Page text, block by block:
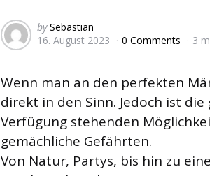
Posted
by
by Sebastian
16. August 2023
0 Comments 3
Wenn man an den perfekten
direkt in den Sinn. Jedoch ist
Verfügung stehenden
gemächliche Gefährten.
Von Natur, Partys, bis hin zu